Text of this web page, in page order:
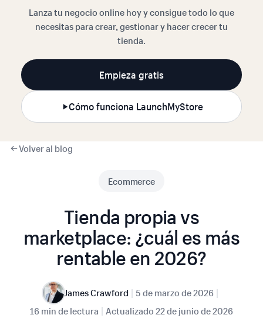
Lanza tu negocio online hoy y consigue todo lo que
necesitas para crear, gestionar y hacer crecer tu
tienda.
Empieza gratis
Cómo funciona LaunchMyStore
Volver al blog
Ecommerce
Tienda propia vs
marketplace: ¿cuál es más
rentable en 2026?
James Crawford | 5 de marzo de 2026 |
16 min de lectura | Actualizado 22 de junio de 2026